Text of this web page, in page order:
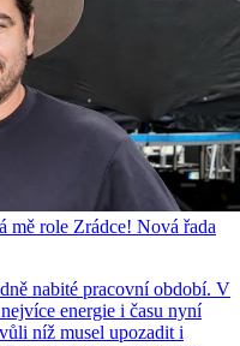
mě role Zrádce! Nová řada
nabité pracovní období. V
energie i času nyní
níž musel upozadit i